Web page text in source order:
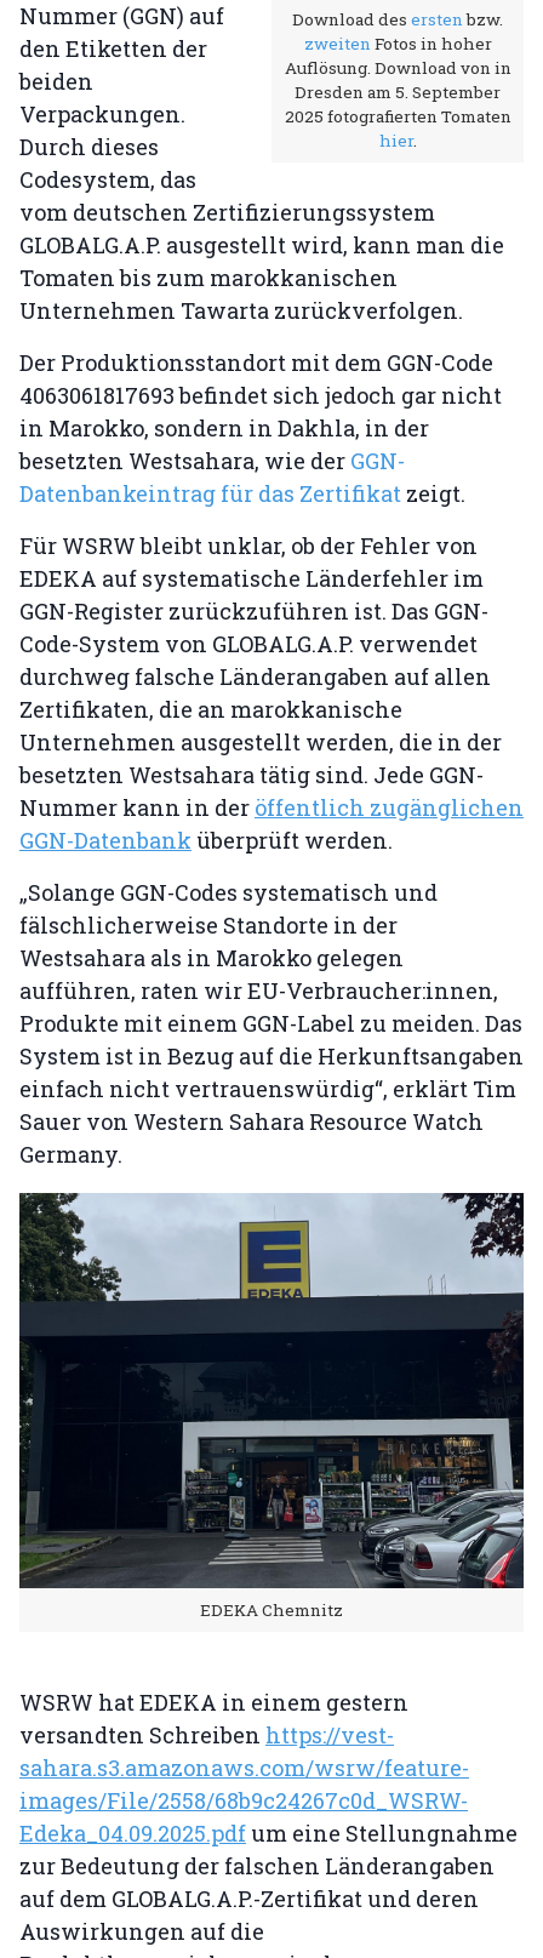
Download des erstenbzw.
zweiten Fotos in hoher
Auflösung. Download von in
Dresden am 5. September
2025 fotografierten Tomaten
hier.
Nummer (GGN) auf
den Etiketten der
beiden
Verpackungen.
Durch dieses
Codesystem, das
vom deutschen Zertifizierungssystem
GLOBALG.A.P. ausgestellt wird, kann man die
Tomaten bis zum marokkanischen
Unternehmen Tawarta zurückverfolgen.
Der Produktionsstandort mit dem GGN-Code
4063061817693 befindet sich jedoch gar nicht
in Marokko, sondern in Dakhla, in der
besetzten Westsahara, wie der GGN-
Datenbankeintrag für das Zertifikat zeigt.
Für WSRW bleibt unklar, ob der Fehler von
EDEKA auf systematische Länderfehler im
GGN-Register zurückzuführen ist. Das GGN-
Code-System von GLOBALG.A.P. verwendet
durchweg falsche Länderangaben auf allen
Zertifikaten, die an marokkanische
Unternehmen ausgestellt werden, die in der
besetzten Westsahara tätig sind. Jede GGN-
Nummer kann in der öffentlich zugänglichen
GGN-Datenbank überprüft werden.
„Solange GGN-Codes systematisch und
fälschlicherweise Standorte in der
Westsahara als in Marokko gelegen
aufführen, raten wir EU-Verbraucher:innen,
Produkte mit einem GGN-Label zu meiden. Das
System ist in Bezug auf die Herkunftsangaben
einfach nicht vertrauenswürdig“, erklärt Tim
Sauer von Western Sahara Resource Watch
Germany.
EDEKA Chemnitz
WSRW hat EDEKA in einem gestern
versandten Schreiben https://vest-
sahara.s3.amazonaws.com/wsrw/feature-
images/File/2558/68b9c24267c0d_WSRW-
Edeka_04.09.2025.pdf um eine Stellungnahme
zur Bedeutung der falschen Länderangaben
auf dem GLOBALG.A.P.-Zertifikat und deren
Auswirkungen auf die